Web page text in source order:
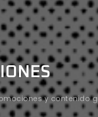
y contenido